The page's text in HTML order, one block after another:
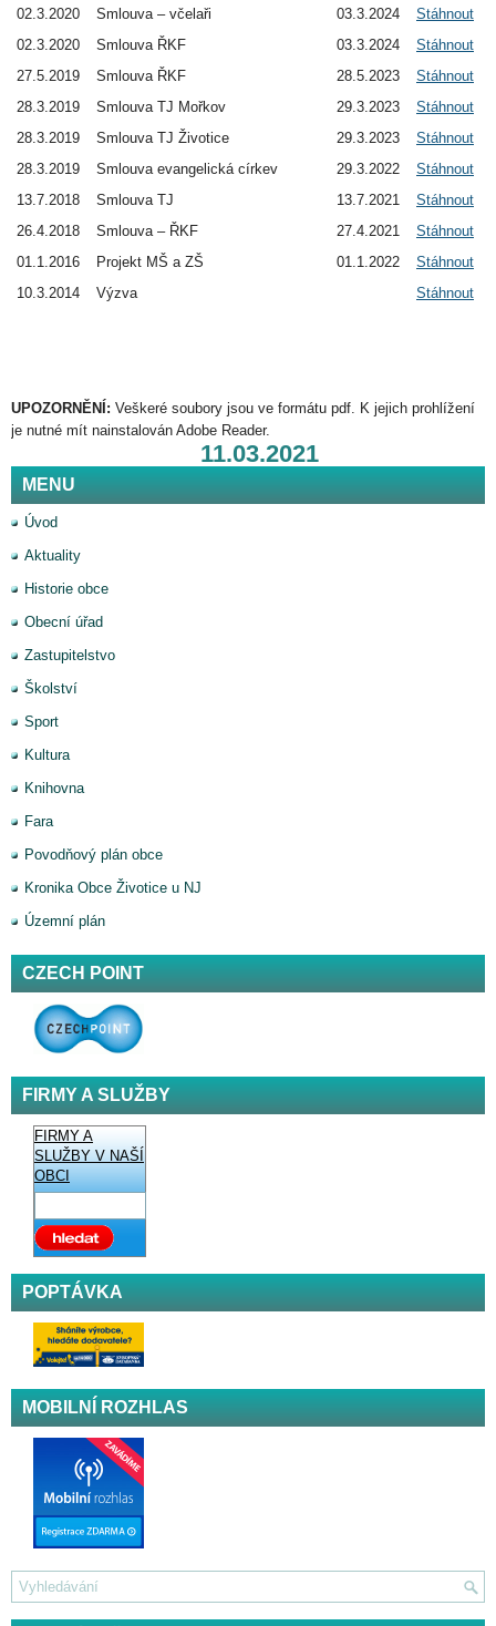
02.3.2020 Smlouva – včelaři 03.3.2024
Stáhnout
02.3.2020
Smlouva ŘKF 03.3.2024
Stáhnout
27.5.2019
Smlouva ŘKF 28.5.2023
Stáhnout
28.3.2019
Smlouva TJ Mořkov 29.3.2023
Stáhnout
28.3.2019
Smlouva TJ Životice 29.3.2023
Stáhnout
28.3.2019
Smlouva evangelická církev 29.3.2022
Stáhnout
13.7.2018
Smlouva TJ 13.7.2021
Stáhnout
26.4.2018
Smlouva – ŘKF 27.4.2021
Stáhnout
01.1.2016
Projekt MŠ a ZŠ 01.1.2022
Stáhnout
10.3.2014
Výzva Stáhnout
UPOZORNĚNÍ: Veškeré soubory jsou ve formátu pdf. K jejich prohlížení
je nutné mít nainstalován Adobe Reader.
11.03.2021
MENU
Úvod
Aktuality
Historie obce
Obecní úřad
Zastupitelstvo
Školství
Sport
Kultura
Knihovna
Fara
Povodňový plán obce
Kronika Obce Životice u NJ
Územní plán
CZECH POINT
FIRMY A SLUŽBY
FIRMY A
SLUŽBY V NAŠÍ
OBCI
POPTÁVKA
MOBILNÍ ROZHLAS